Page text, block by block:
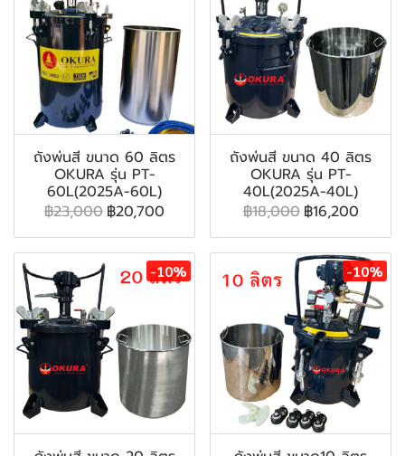
ถังพ่นสี ขนาด 60 ลิตร
OKURA รุ่น PT-
60L(2025A-60L)
฿23,000 ฿20,700
ถังพ่นสี ขนาด 40 ลิตร
OKURA รุ่น PT-
40L(2025A-40L)
฿18,000 ฿16,200
-10% -10%